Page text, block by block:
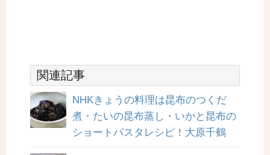
関連記事
NHKきょうの料理は昆布のつくだ
煮・たいの昆布蒸し・いかと昆布の
ショートパスタレシピ！大原千鶴